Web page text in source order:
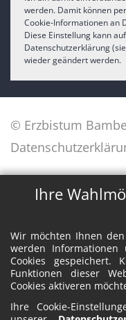
Ihre
Wir möchten Ihnen
werden Informationen
Cookies gespeichert.
Funktionen dieser
Cookies aktiveren
Ihre Cookie-
werden. Damit können
Cookie-Informationen an
Diese Einstellung kann
Datenschutzerklärung
wieder geändert werden.
© Erzbistum